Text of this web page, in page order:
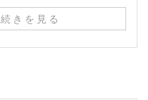
続きを見る